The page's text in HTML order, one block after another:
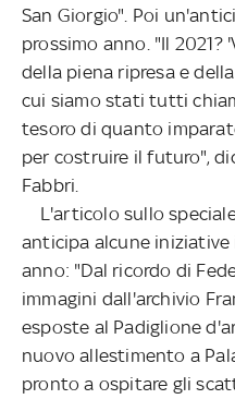
San Giorgio". Poi
prossimo anno. "Il 2021?
della piena ripresa e
cui siamo stati tutti
tesoro di quanto
per costruire il futuro",
Fabbri.
L'articolo sullo
anticipa alcune
anno: "Dal ricordo di
immagini dall'archivio
esposte al Padiglione
nuovo allestimento a
pronto a ospitare gli